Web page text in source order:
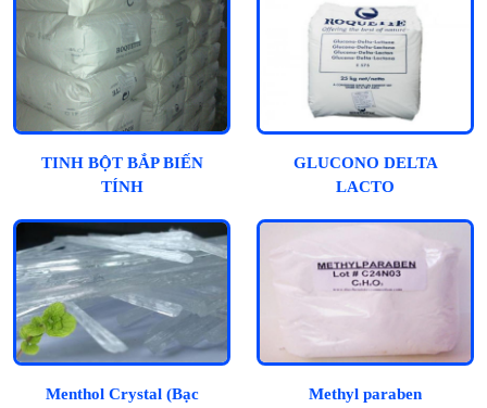
TINH BỘT BẮP BIẾN
TÍNH
GLUCONO DELTA
LACTO
Menthol Crystal (Bạc
Methyl paraben